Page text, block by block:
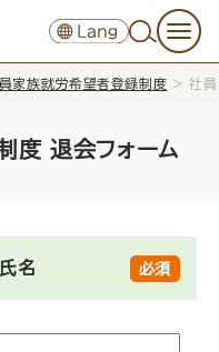
家族就労希望者登録制度 >社
度 退会フォーム
名